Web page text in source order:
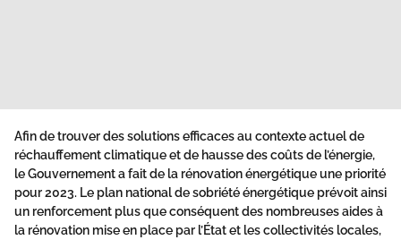
Afin de trouver des solutions efficaces au contexte actuel de
réchauffement climatique et de hausse des coûts de l’énergie,
le Gouvernement a fait de la rénovation énergétique une priorité
pour 2023. Le plan national de sobriété énergétique prévoit ainsi
un renforcement plus que conséquent des nombreuses aides à
la rénovation mise en place par l’État et les collectivités locales,